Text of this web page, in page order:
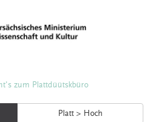
zum Plattdüütskbüro
Platt > Hoch